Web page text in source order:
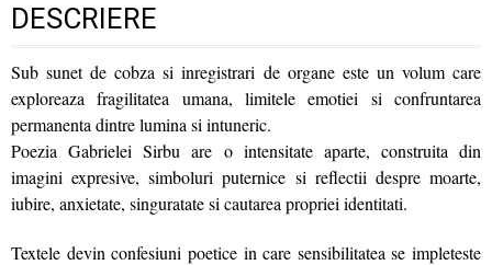
DESCRIERE
Sub sunet de cobza si inregistrari de organe este un volum care
exploreaza fragilitatea umana, limitele emotiei si confruntarea
permanenta dintre lumina si intuneric.
Poezia Gabrielei Sirbu are o intensitate aparte, construita din
imagini expresive, simboluri puternice si reflectii despre moarte,
iubire, anxietate, singuratate si cautarea propriei identitati.
Textele devin confesiuni poetice in care sensibilitatea se impleteste